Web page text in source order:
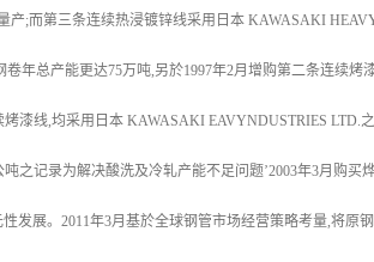
产;而第三条连续热浸镀锌线采用日本 KAWASAKI
年总产能更达75万吨,另於1997年2月增购第二条连续
漆线,均采用日本 KAWASAKI EAVYNDUSTRIES LTD.
吨之记录为解决酸洗及冷轧产能不足问题’2003年3月购
发展。2011年3月基於全球钢管市场经营策略考量,将原